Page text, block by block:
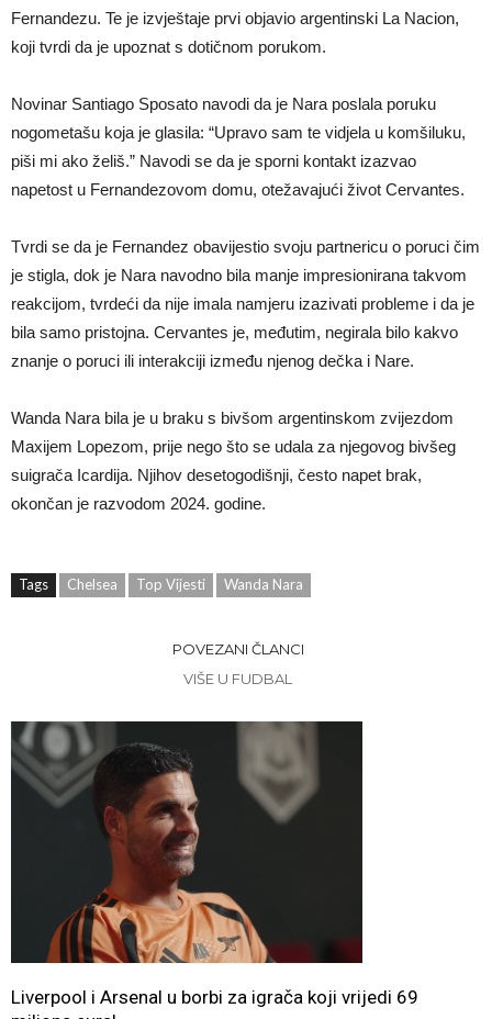
Fernandezu. Te je izvještaje prvi objavio argentinski La Nacion,
koji tvrdi da je upoznat s dotičnom porukom.
Novinar Santiago Sposato navodi da je Nara poslala poruku
nogometašu koja je glasila: “Upravo sam te vidjela u komšiluku,
piši mi ako želiš.” Navodi se da je sporni kontakt izazvao
napetost u Fernandezovom domu, otežavajući život Cervantes.
Tvrdi se da je Fernandez obavijestio svoju partnericu o poruci čim
je stigla, dok je Nara navodno bila manje impresionirana takvom
reakcijom, tvrdeći da nije imala namjeru izazivati probleme i da je
bila samo pristojna. Cervantes je, međutim, negirala bilo kakvo
znanje o poruci ili interakciji između njenog dečka i Nare.
Wanda Nara bila je u braku s bivšom argentinskom zvijezdom
Maxijem Lopezom, prije nego što se udala za njegovog bivšeg
suigrača Icardija. Njihov desetogodišnji, često napet brak,
okončan je razvodom 2024. godine.
Tags Chelsea Top Vijesti Wanda Nara
POVEZANI ČLANCI
VIŠE U FUDBAL
Liverpool i Arsenal u borbi za igrača koji vrijedi 69